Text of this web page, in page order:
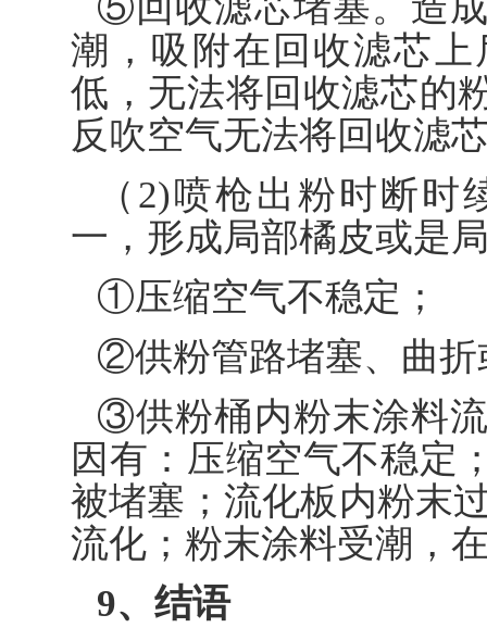
潮，吸附在回收滤芯
低，无法将回收滤芯的
反吹空气无法将回收滤
（2)喷枪出粉时断
一，形成局部橘皮或是
①压缩空气不稳定；
②供粉管路堵塞、曲折
③供粉桶内粉末涂料
因有：压缩空气不稳定
被堵塞；流化板内粉末
流化；粉末涂料受潮，
9、结语